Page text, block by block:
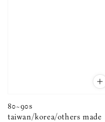
80~90s
taiwan/korea/others made